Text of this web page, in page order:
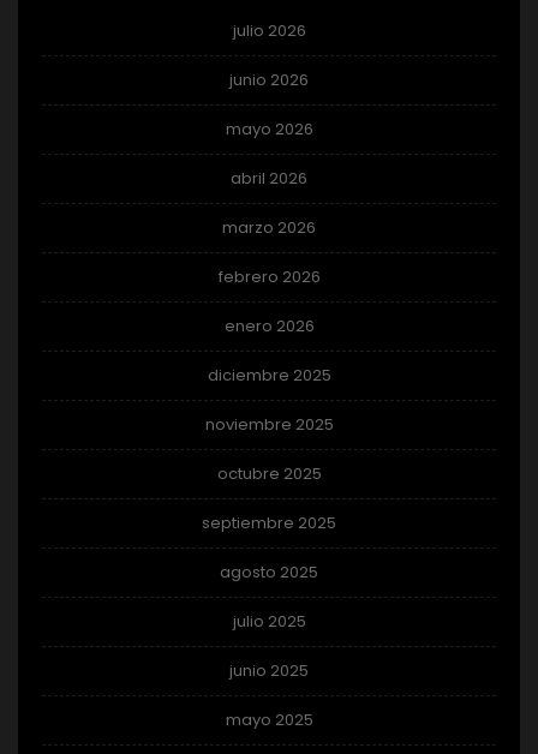
julio 2026
junio 2026
mayo 2026
abril 2026
marzo 2026
febrero 2026
enero 2026
diciembre 2025
noviembre 2025
octubre 2025
septiembre 2025
agosto 2025
julio 2025
junio 2025
mayo 2025